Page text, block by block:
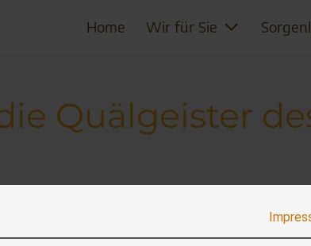
Home Wir für Sie
Quälgeister
um den Nachtschlaf oder verdirbt die gute
zu tun, wenn der Stich bereits erfolgt ist?